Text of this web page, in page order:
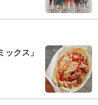
クス」